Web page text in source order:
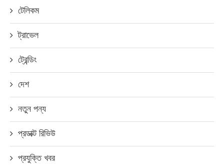
টেলিকম
ট্রাভেল
ট্রেন্ডিং
দেশ
নতুন পন্য
প্রডাক্ট রিভিউ
প্রযুক্তি খবর